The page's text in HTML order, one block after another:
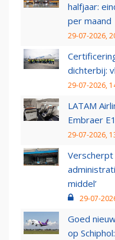
halfjaar:
per maand
29-07-2026,
dichterbij:
29-07-2026,
LATAM
Embraer
29-07-2026,
middel’
29-07-
Goed
op